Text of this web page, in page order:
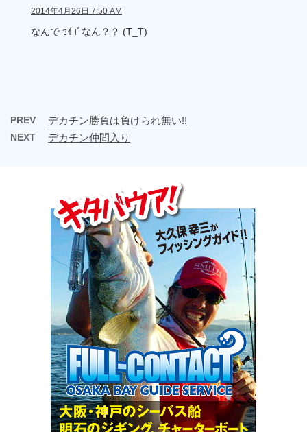
2014年4月26日 7:50 AM
なんで ｾｲｺﾞなん？？ (T_T)
PREV デカチン勝負は負けられ無い!!
NEXT デカチン仲間入り